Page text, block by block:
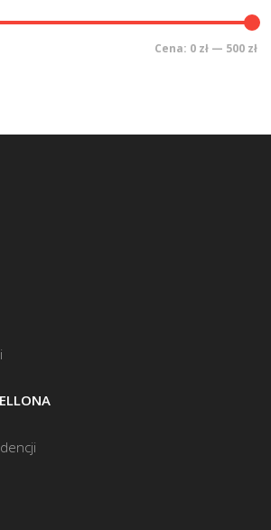
Cena: 0 zł — 500 zł